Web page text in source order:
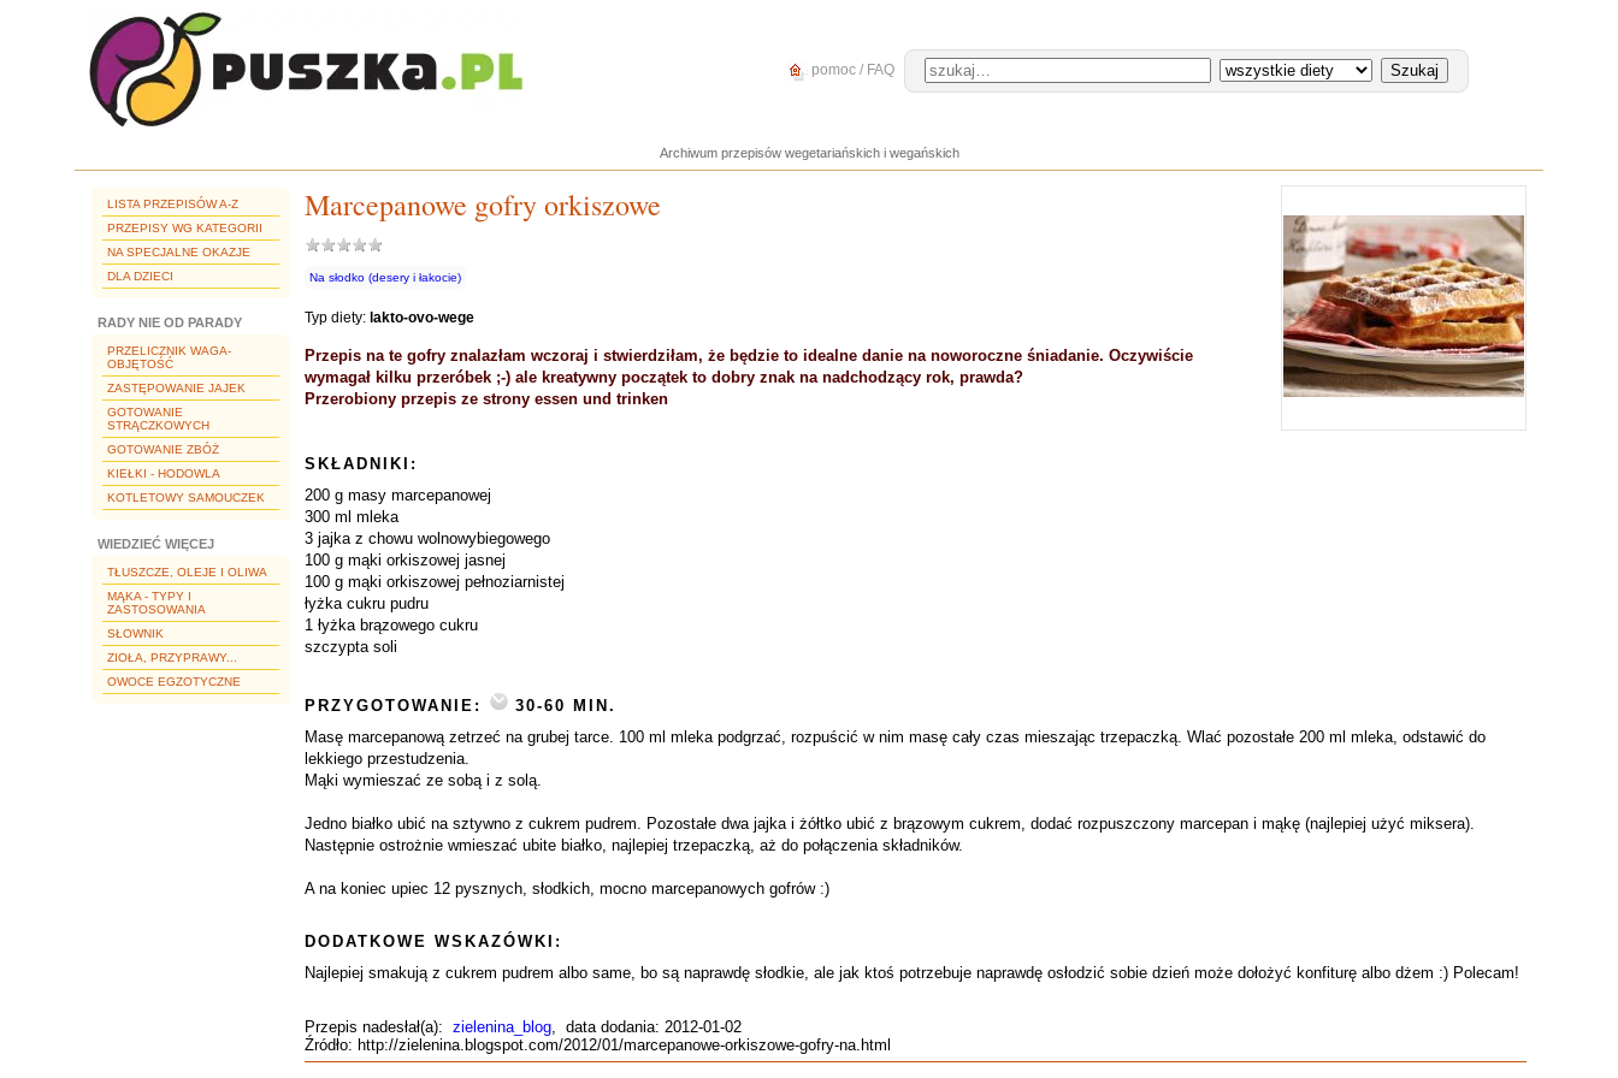
pomoc / FAQ
Archiwum przepisów wegetariańskich i wegańskich
LISTA PRZEPISÓW A-Z
PRZEPISY WG KATEGORII
NA SPECJALNE OKAZJE
DLA DZIECI
RADY NIE OD PARADY
PRZELICZNIK WAGA-
OBJĘTOŚĆ
ZASTĘPOWANIE JAJEK
GOTOWANIE
STRĄCZKOWYCH
GOTOWANIE ZBÓŻ
KIEŁKI - HODOWLA
KOTLETOWY SAMOUCZEK
WIEDZIEĆ WIĘCEJ
TŁUSZCZE, OLEJE I OLIWA
MĄKA - TYPY I
ZASTOSOWANIA
SŁOWNIK
ZIOŁA, PRZYPRAWY...
OWOCE EGZOTYCZNE
Marcepanowe gofry orkiszowe
Na słodko (desery i łakocie)
Typ diety: lakto-ovo-wege
Przepis na te gofry znalazłam wczoraj i stwierdziłam, że będzie to idealne danie na noworoczne śniadanie. Oczywiście
wymagał kilku przeróbek ;-) ale kreatywny początek to dobry znak na nadchodzący rok, prawda?
Przerobiony przepis ze strony essen und trinken
SKŁADNIKI:
200 g masy marcepanowej
300 ml mleka
3 jajka z chowu wolnowybiegowego
100 g mąki orkiszowej jasnej
100 g mąki orkiszowej pełnoziarnistej
łyżka cukru pudru
1 łyżka brązowego cukru
szczypta soli
PRZYGOTOWANIE:
30-60 MIN.
Masę marcepanową zetrzeć na grubej tarce. 100 ml mleka podgrzać, rozpuścić w nim masę cały czas mieszając trzepaczką. Wlać pozostałe 200 ml mleka, odstawić do
lekkiego przestudzenia.
Mąki wymieszać ze sobą i z solą.
Jedno białko ubić na sztywno z cukrem pudrem. Pozostałe dwa jajka i żółtko ubić z brązowym cukrem, dodać rozpuszczony marcepan i mąkę (najlepiej użyć miksera).
Następnie ostrożnie wmieszać ubite białko, najlepiej trzepaczką, aż do połączenia składników.
A na koniec upiec 12 pysznych, słodkich, mocno marcepanowych gofrów :)
DODATKOWE WSKAZÓWKI:
Najlepiej smakują z cukrem pudrem albo same, bo są naprawdę słodkie, ale jak ktoś potrzebuje naprawdę osłodzić sobie dzień może dołożyć konfiturę albo dżem :) Polecam!
Przepis nadesłał(a): zielenina_blog, data dodania: 2012-01-02
Źródło: http://zielenina.blogspot.com/2012/01/marcepanowe-orkiszowe-gofry-na.html